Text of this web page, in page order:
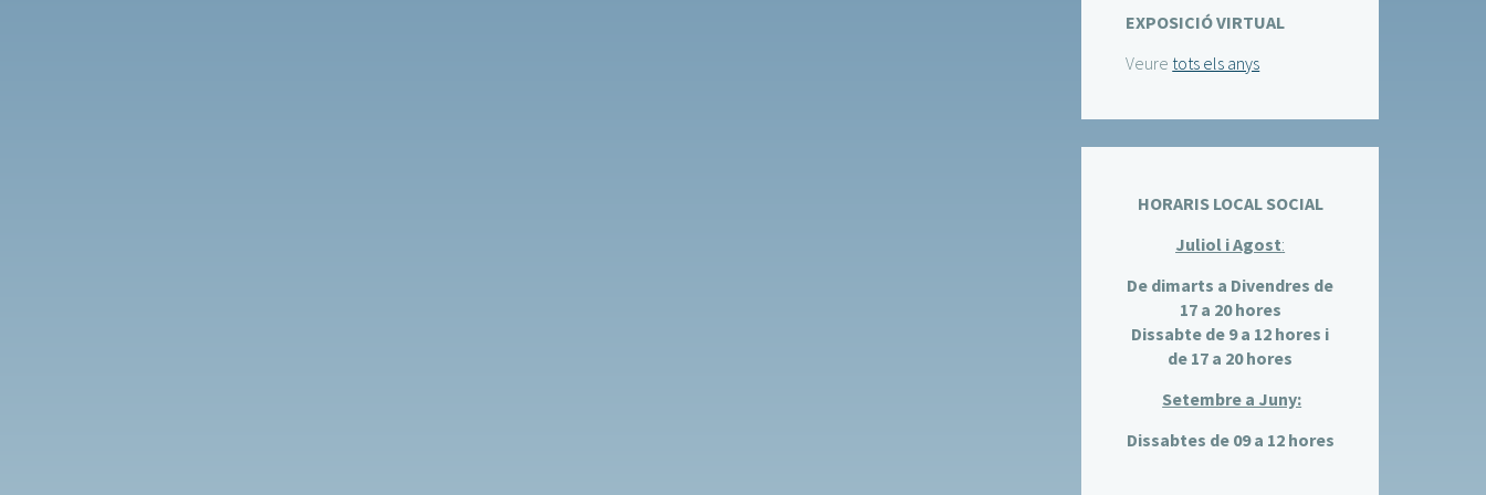
EXPOSICIÓ VIRTUAL
Veure tots els anys
HORARIS LOCAL SOCIAL
Juliol i Agost:
De dimarts a Divendres de
17 a 20 hores
Dissabte de 9 a 12 hores i
de 17 a 20 hores
Setembre a Juny:
Dissabtes de 09 a 12 hores